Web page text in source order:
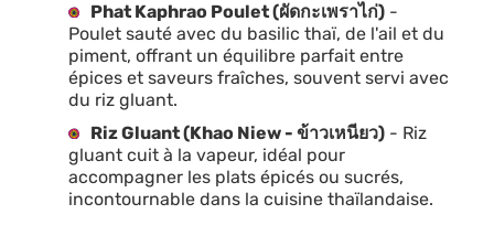
Phat Kaphrao Poulet (ผัดกะเพราไก่) -
Poulet sauté avec du basilic thaï, de l'ail et du
piment, offrant un équilibre parfait entre
épices et saveurs fraîches, souvent servi avec
du riz gluant.
Riz Gluant (Khao Niew - ข้าวเหนียว) - Riz
gluant cuit à la vapeur, idéal pour
accompagner les plats épicés ou sucrés,
incontournable dans la cuisine thaïlandaise.